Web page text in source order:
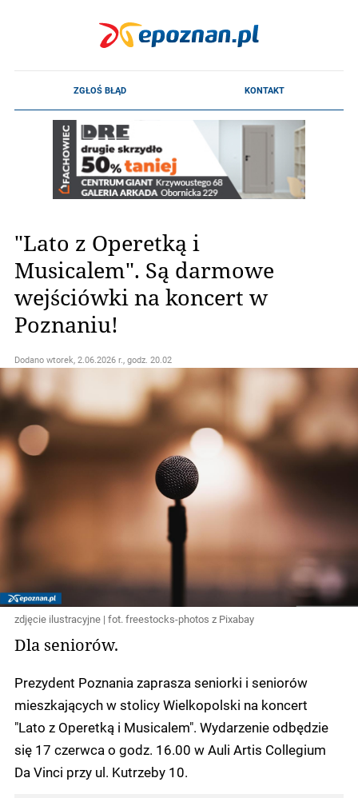
"Lato z Operetką i
Musicalem". Są darmowe
wejściówki na koncert w
Poznaniu!
Dodano wtorek, 2.06.2026 r., godz. 20.02
zdjęcie ilustracyjne | fot. freestocks-photos z Pixabay
Dla seniorów.
Prezydent Poznania zaprasza seniorki i seniorów
mieszkających w stolicy Wielkopolski na koncert
"Lato z Operetką i Musicalem". Wydarzenie odbędzie
się 17 czerwca o godz. 16.00 w Auli Artis Collegium
Da Vinci przy ul. Kutrzeby 10.